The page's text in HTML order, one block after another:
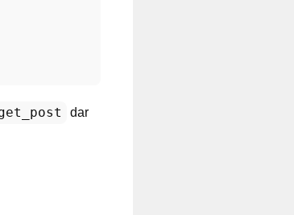
dar